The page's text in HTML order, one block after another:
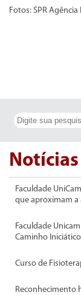
Fotos: SPR
Faculdade
que aproximam a
Faculdade
Caminho
Curso de
Reconhecimento